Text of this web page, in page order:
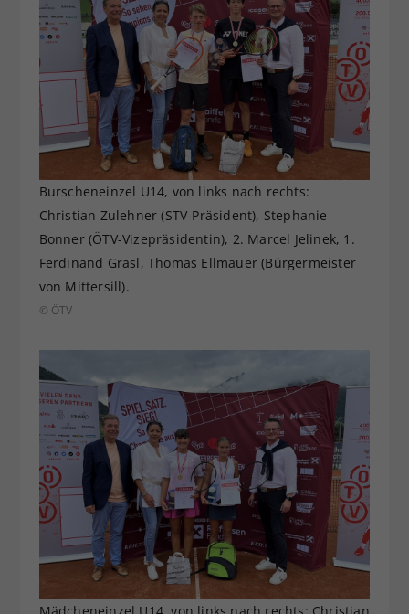
Burscheneinzel U14, von links nach rechts:
Christian Zulehner (STV-Präsident), Stephanie
Bonner (ÖTV-Vizepräsidentin), 2. Marcel Jelinek, 1.
Ferdinand Grasl, Thomas Ellmauer (Bürgermeister
von Mittersill).
© ÖTV
Mädcheneinzel U14, von links nach rechts: Christian